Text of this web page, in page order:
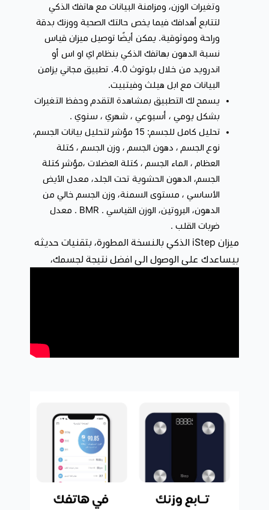
وتغيرات الوزن، ومزامنة البيانات مع هاتفك الذكي
لتتابع أهدافك فيما يخص حالتك الصحية ووزنك بدقة
وراحة وموثوقية. يمكن أيضًا توصيل ميزان قياس
نسبة الدهون بهاتفك الذكي بنظام اي او اس أو
اندرويد من خلال بلوتوث 4.0. تطبيق مجاني يزامن
البيانات مع ابل هيلث وفيتبيت.
يسمح لك التطبيق بمشاهدة التقدم وحفظ التغيرات
بشكل يومي ، أسبوعي ، شهري ، سنوي .
تحليل كامل للجسم: 15 مؤشر لتحليل بيانات الجسم،
نوع الجسم ، دهون الجسم ، وزن الجسم ، كتلة
العظام ، الماء الجسم ، كتلة العضلات ،مؤشر كتلة
الجسم، الدهون الحشوية تحت الجلد، معدل الأيض
الأساسي ، مستوى السمنة، وزن الجسم خالي من
الدهون، البروتين، الوزن القياسي . BMR . معدل
ضربات القلب .
ميزان iStep الذكي بالنسخة المطورة، بتقنيات حديثه
بيساعدك على الوصول الى افضل نتيجة لجسمك،